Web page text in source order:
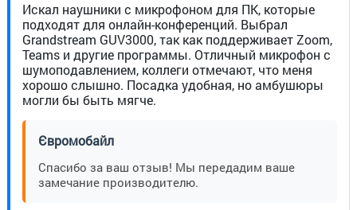
Искал наушники с микрофоном для ПК, которые
подходят для онлайн-конференций. Выбрал
Grandstream GUV3000, так как поддерживает Zoom,
Teams и другие программы. Отличный микрофон с
шумоподавлением, коллеги отмечают, что меня
хорошо слышно. Посадка удобная, но амбушюры
могли бы быть мягче.
Євромобайл
Спасибо за ваш отзыв! Мы передадим ваше
замечание производителю.